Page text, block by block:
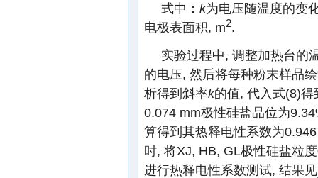
式中： k为电压随温度的变
电极表面积, m2.
实验过程中, 调整加热台
的电压, 然后将每种粉末样品
析得到斜率k的值, 代入式(8)
0.074 mm极性硅盐品位为
算得到其热释电性系数为
时, 将XJ, HB, GL极性硅盐粒
进行热释电性系数测试, 结果见